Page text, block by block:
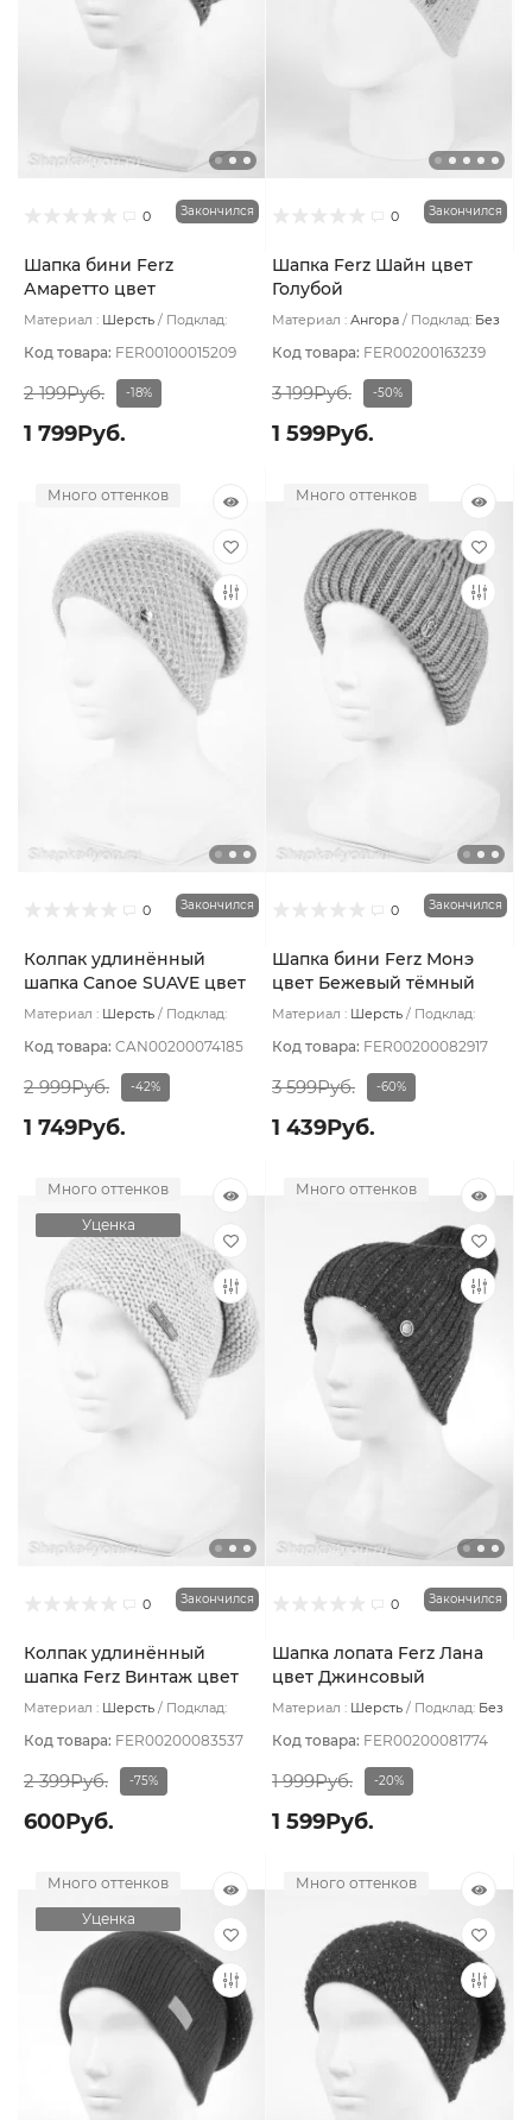
0 Закончился
Шапка бини Ferz
Амаретто цвет
Брусничный
Материал : Шерсть
Подклад:
Код товара: FER00100015209
2 199Руб. -18%
1 799Руб.
0 Закончился
Шапка Ferz Шайн цвет
Голубой
Материал : Ангора Подклад: Без
Код товара: FER00200163239
3 199Руб. -50%
1 599Руб.
Много оттенков
0 Закончился
Колпак удлинённый
шапка Canoe SUAVE цвет
Серый светлый
Материал : Шерсть
Подклад:
Код товара: CAN00200074185
2 999Руб. -42%
1 749Руб.
Много оттенков
0 Закончился
Шапка бини Ferz Монэ
цвет Бежевый тёмный
Материал : Шерсть
Подклад:
Код товара: FER00200082917
3 599Руб. -60%
1 439Руб.
Много оттенков
Уценка
0 Закончился
Колпак удлинённый
шапка Ferz Винтаж цвет
Бежевый светлый
Материал : Шерсть
Подклад:
Код товара: FER00200083537
2 399Руб. -75%
600Руб.
Много оттенков
0 Закончился
Шапка лопата Ferz Лана
цвет Джинсовый
Материал : Шерсть Подклад: Без
Код товара: FER00200081774
1 999Руб. -20%
1 599Руб.
Много оттенков
Уценка
Много оттенков